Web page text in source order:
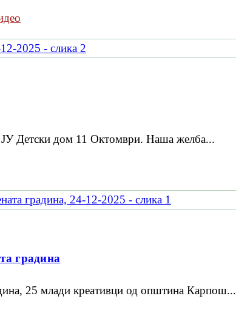
ЈУ Детски дом 11 Октомври. Наша желба...
градина
25 млади креативци од општина Карпош...